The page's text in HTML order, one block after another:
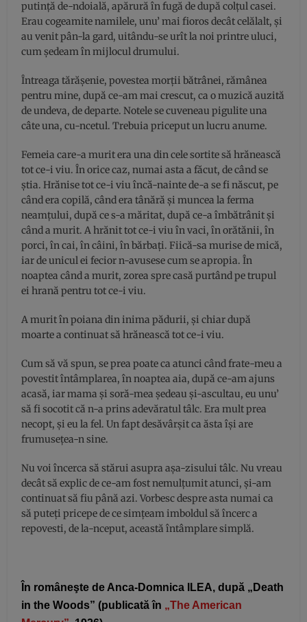
putință de-ndoială, apărură în fugă de după colţul casei.
Erau cogeamite namilele, unu’ mai fioros decât celălalt, şi
au venit pân-la gard, uitându-se urît la noi printre uluci,
cum şedeam în mijlocul drumului.
Întreaga tărăşenie, povestea morţii bătrânei, rămânea
pentru mine, după ce-am mai crescut, ca o muzică auzită
de undeva, de departe. Notele se cuveneau pigulite una
câte una, cu-ncetul. Trebuia priceput un lucru anume.
Femeia care-a murit era una din cele sortite să hrănească
tot ce-i viu. În orice caz, numai asta a făcut, de când se
ştia. Hrănise tot ce-i viu încă-nainte de-a se fi născut, pe
când era copilă, când era tânără şi muncea la ferma
neamţului, după ce s-a măritat, după ce-a îmbătrânit şi
când a murit. A hrănit tot ce-i viu în vaci, în orătănii, în
porci, în cai, în câini, în bărbaţi. Fiică-sa murise de mică,
iar de unicul ei fecior n-avusese cum se apropia. În
noaptea când a murit, zorea spre casă purtând pe trupul
ei hrană pentru tot ce-i viu.
A murit în poiana din inima pădurii, şi chiar după
moarte a continuat să hrănească tot ce-i viu.
Cum să vă spun, se prea poate ca atunci când frate-meu a
povestit întâmplarea, în noaptea aia, după ce-am ajuns
acasă, iar mama şi soră-mea şedeau şi-ascultau, eu unu’
să fi socotit că n-a prins adevăratul tâlc. Era mult prea
necopt, şi eu la fel. Un fapt desăvârşit ca ăsta îşi are
frumuseţea-n sine.
Nu voi încerca să stărui asupra așa-zisului tâlc. Nu vreau
decât să explic de ce-am fost nemulţumit atunci, şi-am
continuat să fiu până azi. Vorbesc despre asta numai ca
să puteţi pricepe de ce simţeam imboldul să încerc a
repovesti, de la-nceput, această întâmplare simplă.
În româneşte de Anca-Domnica ILEA,după „Death
in the Woods” (publicatăîn „The American